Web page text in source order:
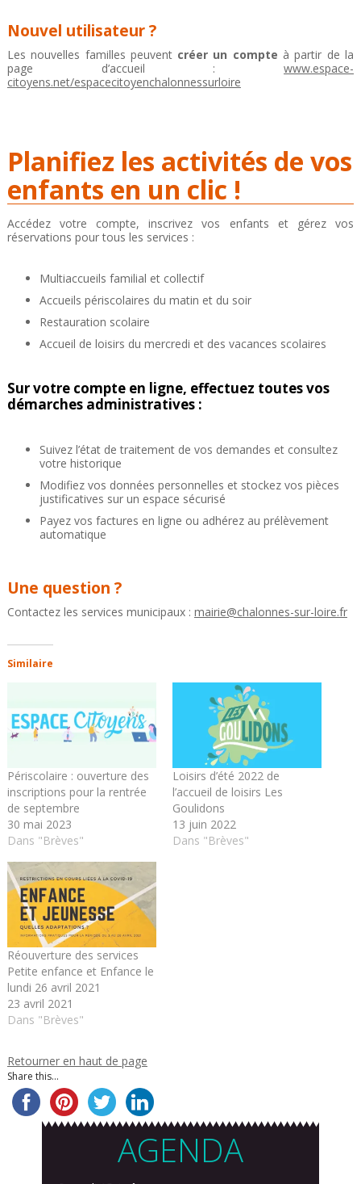
Nouvel utilisateur ?
Les nouvelles familles peuvent créer un compte à partir de la
page d’accueil :www.espace-
citoyens.net/espacecitoyenchalonnessurloire
Planifiez les activités de vos
enfants en un clic !
Accédez votre compte, inscrivez vos enfants et gérez vos
réservations pour tous les services :
Multiaccueils familial et collectif
Accueils périscolaires du matin et du soir
Restauration scolaire
Accueil de loisirs du mercredi et des vacances scolaires
Sur votre compte en ligne, effectuez toutes vos
démarches administratives :
Suivez l’état de traitement de vos demandes et consultez
votre historique
Modifiez vos données personnelles et stockez vos pièces
justificatives sur un espace sécurisé
Payez vos factures en ligne ou adhérez au prélèvement
automatique
Une question ?
Contactez les services municipaux : mairie@chalonnes-sur-loire.fr
Similaire
Périscolaire : ouverture des
inscriptions pour la rentrée
de septembre
30 mai 2023
Dans "Brèves"
Loisirs d’été 2022 de
l’accueil de loisirs Les
Goulidons
13 juin 2022
Dans "Brèves"
Réouverture des services
Petite enfance et Enfance le
lundi 26 avril 2021
23 avril 2021
Dans "Brèves"
Retourner en haut de page
Share this...
AGENDA